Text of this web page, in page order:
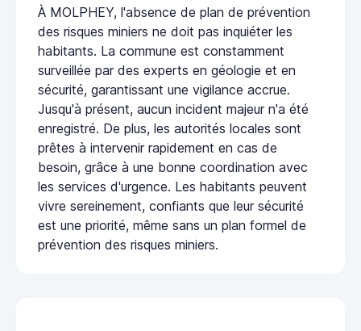
À MOLPHEY, l'absence de plan de prévention
des risques miniers ne doit pas inquiéter les
habitants. La commune est constamment
surveillée par des experts en géologie et en
sécurité, garantissant une vigilance accrue.
Jusqu'à présent, aucun incident majeur n'a été
enregistré. De plus, les autorités locales sont
prêtes à intervenir rapidement en cas de
besoin, grâce à une bonne coordination avec
les services d'urgence. Les habitants peuvent
vivre sereinement, confiants que leur sécurité
est une priorité, même sans un plan formel de
prévention des risques miniers.